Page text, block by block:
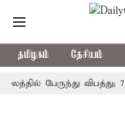
தமிழகம் தேசியம்
பேருந்து விபத்து;